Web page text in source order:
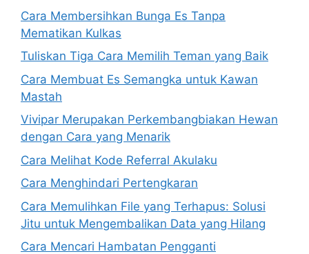
Cara Membersihkan Bunga Es Tanpa
Mematikan Kulkas
Tuliskan Tiga Cara Memilih Teman yang Baik
Cara Membuat Es Semangka untuk Kawan
Mastah
Vivipar Merupakan Perkembangbiakan Hewan
dengan Cara yang Menarik
Cara Melihat Kode Referral Akulaku
Cara Menghindari Pertengkaran
Cara Memulihkan File yang Terhapus: Solusi
Jitu untuk Mengembalikan Data yang Hilang
Cara Mencari Hambatan Pengganti